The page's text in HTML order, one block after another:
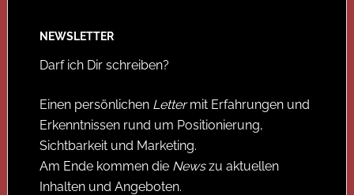
NEWSLETTER
Darf ich Dir schreiben?
Einen persönlichen Lettermit Erfahrungen und
Erkenntnissen rund um Positionierung,
Sichtbarkeit und Marketing.
Am Ende kommen die Newszu aktuellen
Inhalten und Angeboten.